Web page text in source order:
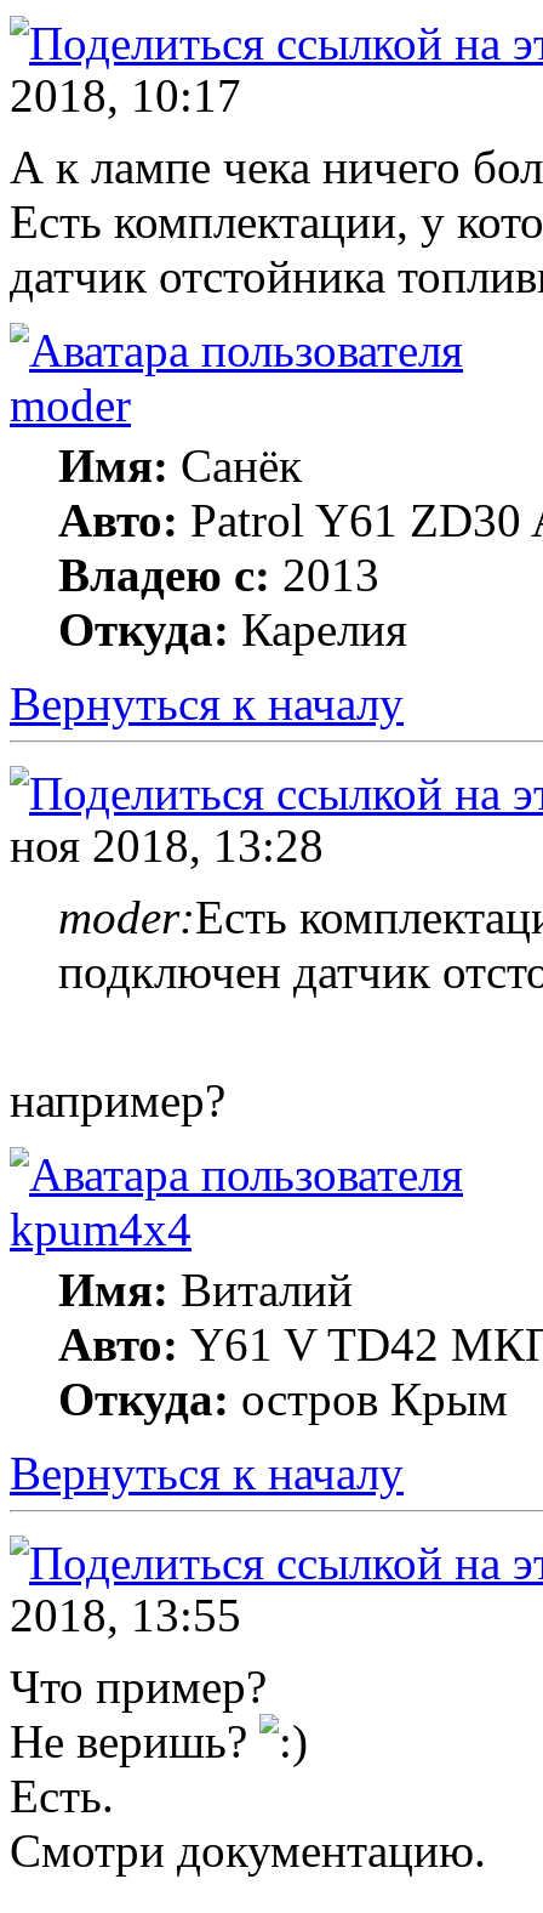
2018, 10:17
А к лампе чека ничего
Есть комплектации, у
датчик отстойника
moder
Имя: Санёк
Авто: Patrol Y61 ZD30
Владею с: 2013
Откуда: Карелия
Вернуться к началу
ноя 2018, 13:28
moder:Есть
подключен датчик
например?
kpum4x4
Имя: Виталий
Авто: Y61 V TD42
Откуда: остров Крым
Вернуться к началу
2018, 13:55
Что пример?
Не веришь?
Есть.
Смотри документацию.